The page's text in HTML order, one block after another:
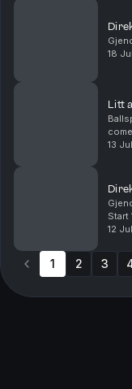
18 Jul
Litt
13 Jul
Start
12 Jul
1 2 3